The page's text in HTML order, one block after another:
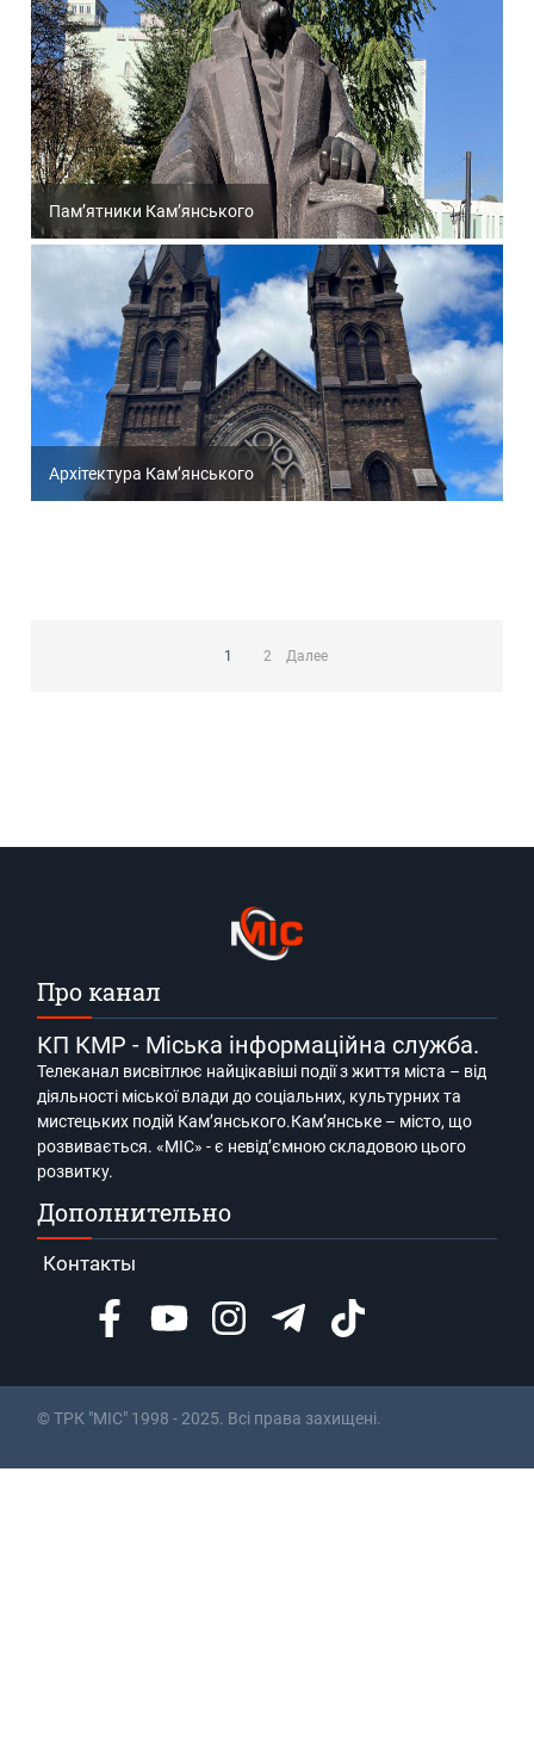
Пам’ятники Кам’янського
Архітектура Кам’янського
1 2 Далее
Про канал
КП КМР - Міська інформаційна служба.
Телеканал висвітлює найцікавіші події з життя міста – від
діяльності міської влади до соціальних, культурних та
мистецьких подій Кам’янського.Кам’янське – місто, що
розвивається. «МІС» - є невід’ємною складовою цього
розвитку.
Дополнительно
Контакты
© ТРК "МІС" 1998 - 2025. Всі права захищені.